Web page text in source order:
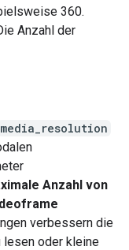
360.
Anzahl der
media_resolution
Anzahl von
verbessern die
lesen oder kleine